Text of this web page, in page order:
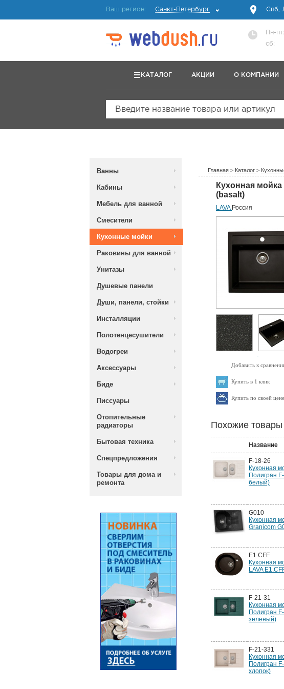
Ваш регион: Санкт-Петербург Спб,
Пн-пт:
сб:
КАТАЛОГ АКЦИИ О КОМПАНИИ
Введите название товара или артикул
Ванны
Кабины
Мебель для ванной
Смесители
Кухонные мойки
Раковины для ванной
Унитазы
Душевые панели
Души, панели, стойки
Инсталляции
Полотенцесушители
Водогреи
Аксессуары
Биде
Писсуары
Отопительные
радиаторы
Бытовая техника
Спецпредложения
Товары для дома и
ремонта
Главная > Каталог >
Кухонная мойка
(basalt)
LAVA Россия
Добавить к
Купить в 1 клик
Купить по своей цене
Похожие товары
Название
F-18-26
Кухонная
Полигран
белый)
G010
Кухонная
Granicom
E1.CFF
Кухонная
LAVA
F-21-31
Кухонная
Полигран
зеленый)
F-21-331
Кухонная
Полигран
хлопок)